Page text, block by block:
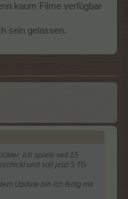
kaum Filme verfügbar
sein gelassen.
Ich spiele seit 15
und soll jetzt 5 TG
Update bin ich fertig mit